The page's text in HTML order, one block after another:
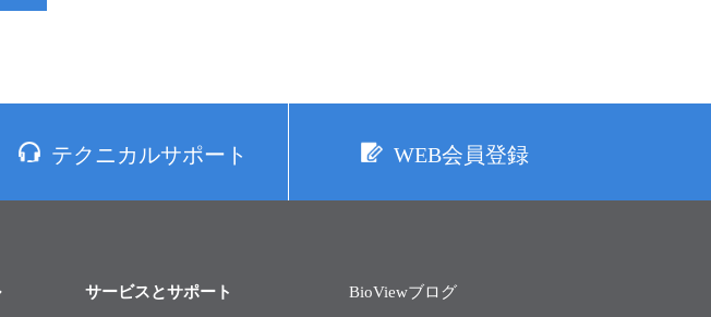
テクニカルサポート WEB会員登録
サービスとサポート BioViewブログ